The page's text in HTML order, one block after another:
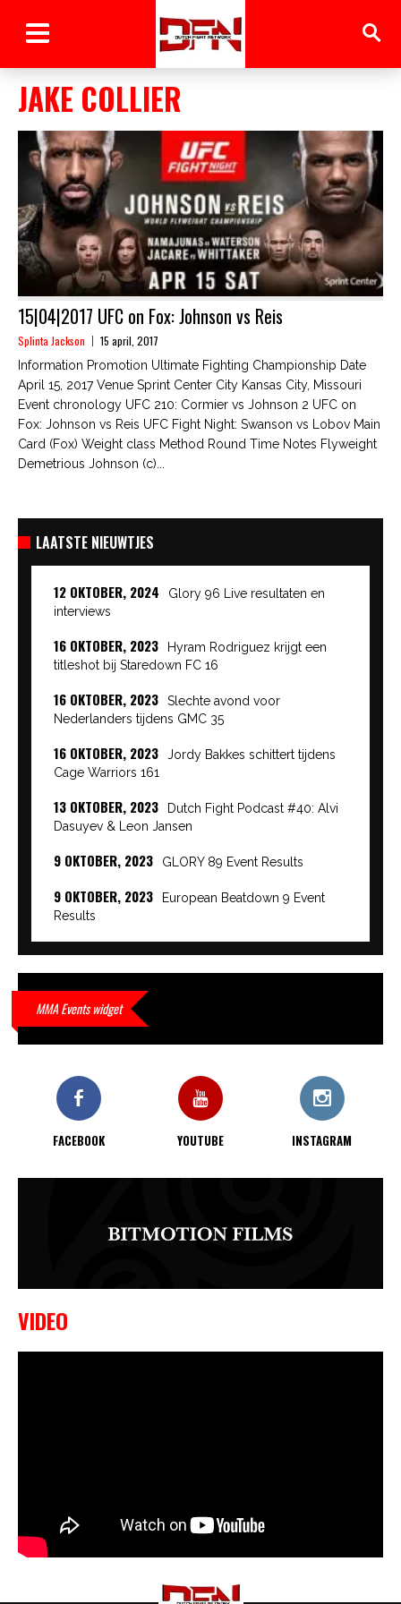
JAKE COLLIER
15|04|2017 UFC on Fox: Johnson vs Reis
Splinta Jackson 15 april, 2017
Information Promotion Ultimate Fighting Championship Date
April 15, 2017 Venue Sprint Center City Kansas City, Missouri
Event chronology UFC 210: Cormier vs Johnson 2 UFC on
Fox: Johnson vs Reis UFC Fight Night: Swanson vs Lobov Main
Card (Fox) Weight class Method Round Time Notes Flyweight
Demetrious Johnson (c)...
LAATSTE NIEUWTJES
12 OKTOBER, 2024
Glory 96 Live resultaten en
interviews
16 OKTOBER, 2023
Hyram Rodriguez krijgt een
titleshot bij Staredown FC 16
16 OKTOBER, 2023
Slechte avond voor
Nederlanders tijdens GMC 35
16 OKTOBER, 2023
Jordy Bakkes schittert tijdens
Cage Warriors 161
13 OKTOBER, 2023
Dutch Fight Podcast #40: Alvi
Dasuyev & Leon Jansen
9 OKTOBER, 2023 GLORY 89 Event Results
9 OKTOBER, 2023
European Beatdown 9 Event
Results
9 OKTOBER, 2023
waar hij van gemaakt is…
KO bij CWA Lowlands 7
MMA Events widget
FACEBOOK YOUTUBE INSTAGRAM
VIDEO